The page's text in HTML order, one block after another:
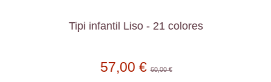
Tipi infantil Liso - 21 colores
57,00 € 60,00 €